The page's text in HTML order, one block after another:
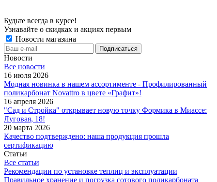
Будьте всегда в курсе!
Узнавайте о скидках и акциях первым
Новости магазина
Новости
Все новости
16 июля 2026
Модная новинка в нашем ассортименте - Профилированный
поликарбонат Novattro в цвете «Графит»!
16 апреля 2026
"Сад и Стройка" открывает новую точку Формика в Миассе:
Луговая, 18!
20 марта 2026
Качество подтверждено: наша продукция прошла
сертификацию
Статьи
Все статьи
Рекомендации по установке теплиц и эксплуатации
Правильное хранение и погрузка сотового поликарбоната